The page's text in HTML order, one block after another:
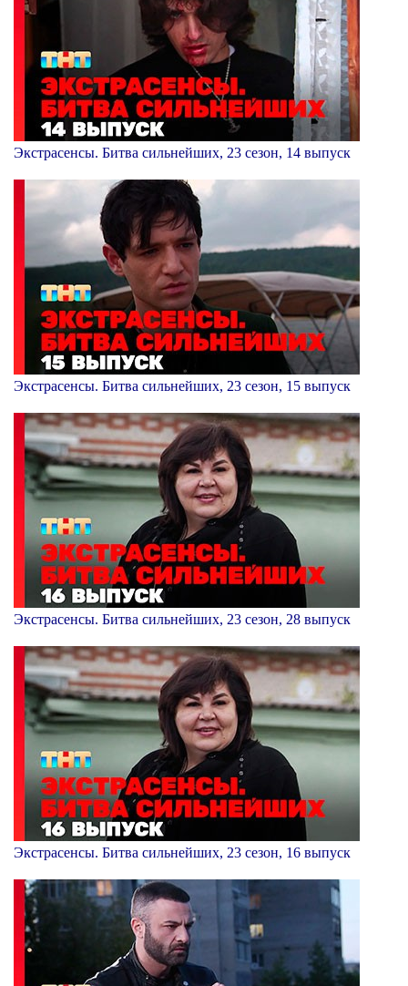
Экстрасенсы. Битва сильнейших, 23 сезон, 14 выпуск
Экстрасенсы. Битва сильнейших, 23 сезон, 15 выпуск
Экстрасенсы. Битва сильнейших, 23 сезон, 28 выпуск
Экстрасенсы. Битва сильнейших, 23 сезон, 16 выпуск